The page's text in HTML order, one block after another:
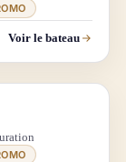
Voir le bateau